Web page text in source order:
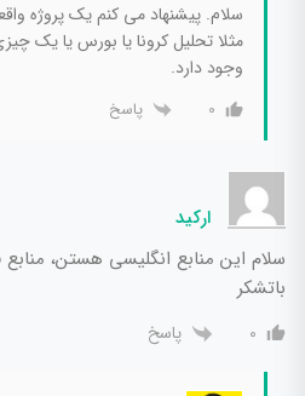
سلام. پیشنهاد می کنم یک پروژه
مثلا تحلیل کرونا یا بورس یا یک
وجود دارد.
0 پاسخ
ارکید
سلام این منابع انگلیسی هستن،
باتشکر
0 پاسخ